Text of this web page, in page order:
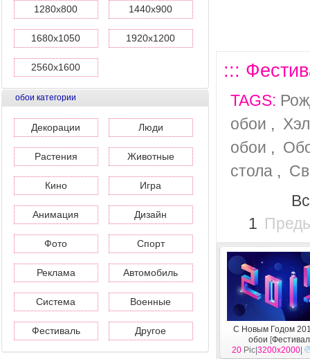
1280x800 1440x900
1680x1050 1920x1200
2560x1600
обои категории
Декорации Люди
Растения Животные
Кино Игра
Анимация Дизайн
Фото Спорт
Реклама Автомобиль
Система Военные
Фестиваль Другое
:::
TAGS:
обои ,
обои ,
стола ,
1
С Новым Годом
обои [
20 Pic|3200x2000